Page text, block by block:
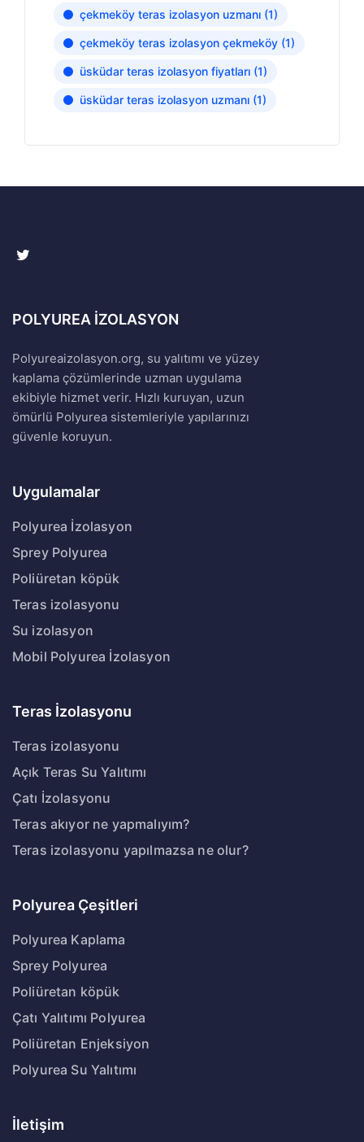
çekmeköy teras izolasyon uzmanı (1)
çekmeköy teras izolasyon çekmeköy (1)
üsküdar teras izolasyon fiyatları (1)
üsküdar teras izolasyon uzmanı (1)
POLYUREA İZOLASYON
Polyureaizolasyon.org, su yalıtımı ve yüzey
kaplama çözümlerinde uzman uygulama
ekibiyle hizmet verir. Hızlı kuruyan, uzun
ömürlü Polyurea sistemleriyle yapılarınızı
güvenle koruyun.
Uygulamalar
Polyurea İzolasyon
Sprey Polyurea
Poliüretan köpük
Teras izolasyonu
Su izolasyon
Mobil Polyurea İzolasyon
Teras İzolasyonu
Teras izolasyonu
Açık Teras Su Yalıtımı
Çatı İzolasyonu
Teras akıyor ne yapmalıyım?
Teras izolasyonu yapılmazsa ne olur?
Polyurea Çeşitleri
Polyurea Kaplama
Sprey Polyurea
Poliüretan köpük
Çatı Yalıtımı Polyurea
Poliüretan Enjeksiyon
Polyurea Su Yalıtımı
İletişim